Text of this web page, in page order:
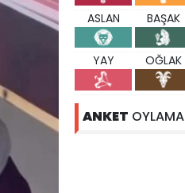
ASLAN BAŞAK
YAY OĞLAK
ANKET OYLAMA